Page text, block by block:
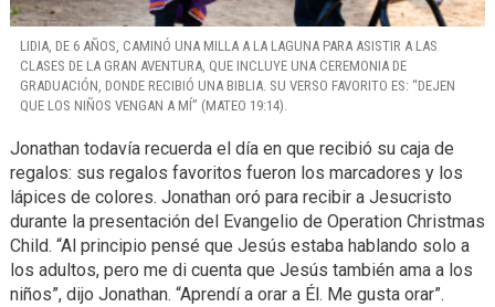
LIDIA, DE 6 AÑOS, CAMINÓ UNA MILLA A LA LAGUNA PARA ASISTIR A LAS
CLASES DE LA GRAN AVENTURA, QUE INCLUYE UNA CEREMONIA DE
GRADUACIÓN, DONDE RECIBIÓ UNA BIBLIA. SU VERSO FAVORITO ES: “DEJEN
QUE LOS NIÑOS VENGAN A MÍ” (MATEO 19:14).
Jonathan todavía recuerda el día en que recibió su caja de
regalos: sus regalos favoritos fueron los marcadores y los
lápices de colores. Jonathan oró para recibir a Jesucristo
durante la presentación del Evangelio de Operation Christmas
Child. “Al principio pensé que Jesús estaba hablando solo a
los adultos, pero me di cuenta que Jesús también ama a los
niños”, dijo Jonathan. “Aprendí a orar a Él. Me gusta orar”.